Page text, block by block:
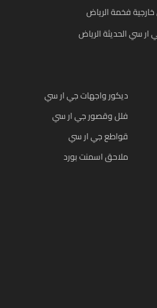
فخمة الرياض
سي الحديثة الرياض
ديكور واجهات جي ار سي
فلل وقصور جي ار سي
قواطع جي ار سي
ملاحق اسمنت بورد